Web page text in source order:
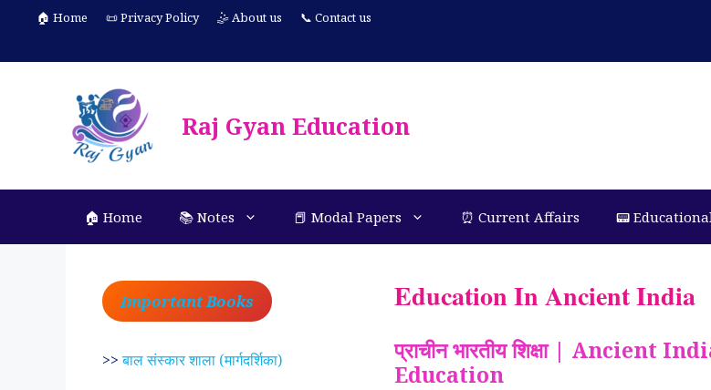
content
🏠 Home 📜 Privacy Policy 🤹 About us 📞 Contact us
Raj Gyan Education
🏠 Home 📚 Notes 📕 Modal Papers ⏰ Current Affairs 📟
Education In Ancient India
प्राचीन भारतीय शिक्षा | Ancient
Education
Important Books
>>बाल संस्कार शाला (मार्गदर्शिका)